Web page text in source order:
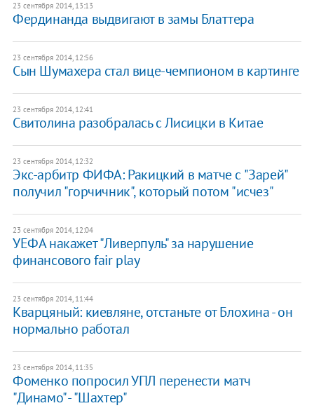
23 сентября 2014, 13:13
Фердинанда выдвигают в замы Блаттера
23 сентября 2014, 12:56
Сын Шумахера стал вице-чемпионом в картинге
23 сентября 2014, 12:41
Свитолина разобралась с Лисицки в Китае
23 сентября 2014, 12:32
Экс-арбитр ФИФА: Ракицкий в матче с "Зарей"
получил "горчичник", который потом "исчез"
23 сентября 2014, 12:04
УЕФА накажет "Ливерпуль" за нарушение
финансового fair play
23 сентября 2014, 11:44
Кварцяный: киевляне, отстаньте от Блохина - он
нормально работал
23 сентября 2014, 11:35
Фоменко попросил УПЛ перенести матч
"Динамо" - "Шахтер"